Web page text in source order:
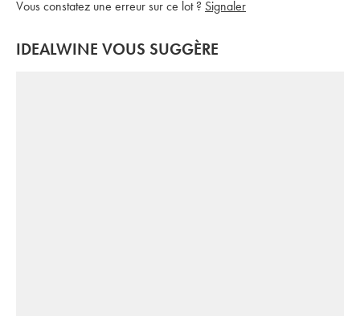
Vous constatez une erreur sur ce lot ? Signaler
IDEALWINE VOUS SUGGÈRE